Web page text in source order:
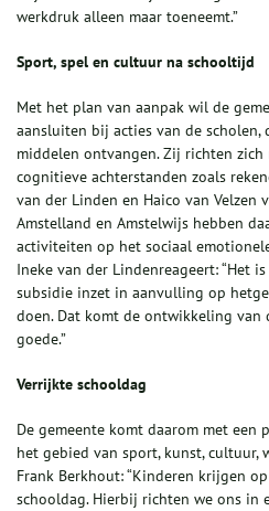
werkdruk alleen maar toeneemt.”
Sport, spel en cultuur na schooltijd
Met het plan van aanpak wil de
aansluiten bij acties van de
middelen ontvangen. Zij richten
cognitieve achterstanden zoals
van der Linden en Haico van Velzen
Amstelland en Amstelwijs hebben
activiteiten op het sociaal
Ineke van der Lindenreageert: “Het
subsidie inzet in aanvulling op
doen. Dat komt de ontwikkeling van
goede.”
Verrijkte schooldag
De gemeente komt daarom met
het gebied van sport, kunst, cultuur,
Frank Berkhout: “Kinderen krijgen
schooldag. Hierbij richten we ons in